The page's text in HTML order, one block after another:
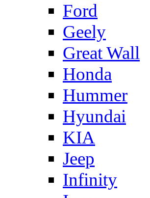
Ford
Geely
Great Wall
Honda
Hummer
Hyundai
KIA
Jeep
Infinity